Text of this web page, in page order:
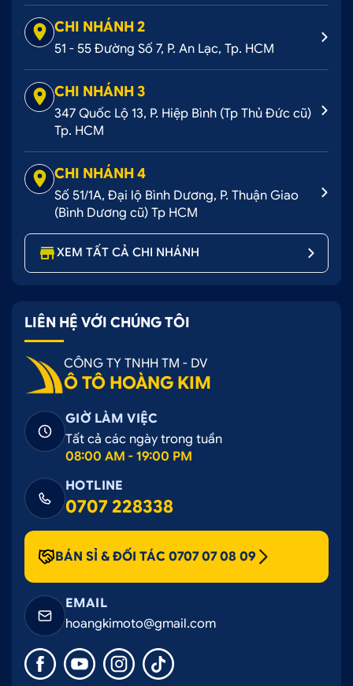
CHI NHÁNH 2
51 - 55 Đường Số 7, P. An Lạc, Tp. HCM
CHI NHÁNH 3
347 Quốc Lộ 13, P. Hiệp Bình (Tp Thủ Đức cũ)
Tp. HCM
CHI NHÁNH 4
Số 51/1A, Đại lộ Bình Dương, P. Thuận Giao
(Bình Dương cũ) Tp HCM
XEM TẤT CẢ CHI NHÁNH
LIÊN HỆ VỚI CHÚNG TÔI
CÔNG TY TNHH TM - DV
Ô TÔ HOÀNG KIM
GIỜ LÀM VIỆC
Tất cả các ngày trong tuần
08:00 AM - 19:00 PM
HOTLINE
0707 228338
BÁN SỈ & ĐỐI TÁC 0707 07 08 09
EMAIL
hoangkimoto@gmail.com